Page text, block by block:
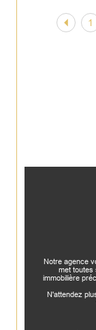
1
Notre agence
met toutes
immobilière
N'attendez